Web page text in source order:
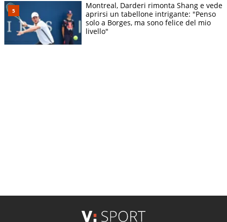
Montreal, Darderi rimonta Shang e vede
aprirsi un tabellone intrigante: "Penso
solo a Borges, ma sono felice del mio
livello"